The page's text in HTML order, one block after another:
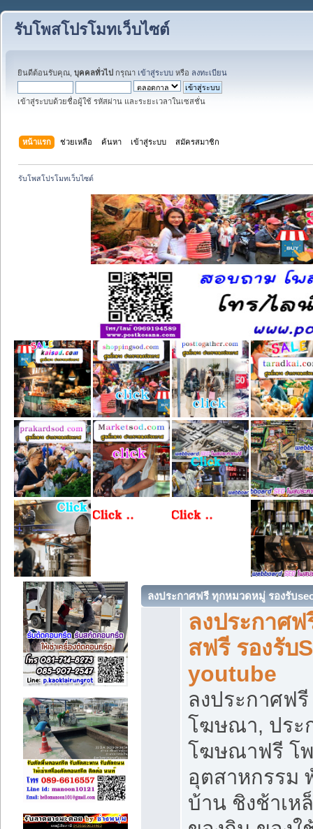
รับโพสโปรโมทเว็บไซต์
ยินดีต้อนรับคุณ, บุคคลทั่วไป กรุณา เข้าสู่ระบบ หรือ ลงทะเบียน
เข้าสู่ระบบด้วยชื่อผู้ใช้ รหัสผ่าน และระยะเวลาในเซสชั่น
หน้าแรก ช่วยเหลือ ค้นหา เข้าสู่ระบบ สมัครสมาชิก
รับโพสโปรโมทเว็บไซต์
ลงประกาศฟรี ทุกหมวดหมู่ รองรับ
ลงประกาศ
สฟรี รองรับ
youtube
ลงประกาศฟ
โฆษณา, ประ
โฆษณาฟรี โ
อุตสาหกรรม
บ้าน ชิงช้าเห